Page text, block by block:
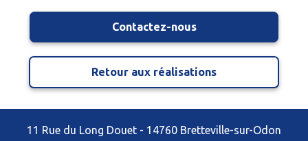
Contactez-nous
Retour aux réalisations
11 Rue du Long Douet - 14760 Bretteville-sur-Odon